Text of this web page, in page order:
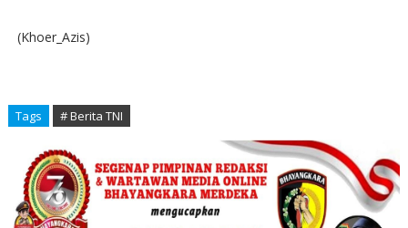
(Khoer_Azis)
Tags # Berita TNI